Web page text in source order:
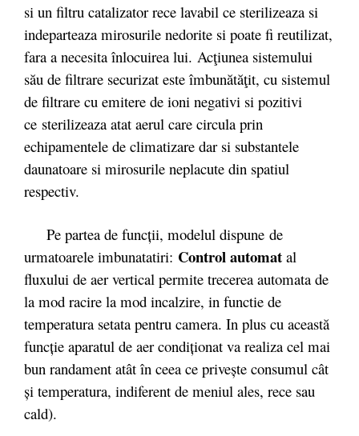
si un filtru catalizator rece lavabil ce sterilizeaza si
indeparteaza mirosurile nedorite si poate fi reutilizat,
fara a necesita înlocuirea lui. Acţiunea sistemului
său de filtrare securizat este îmbunătăţit, cu sistemul
de filtrare cu emitere de ioni negativi si pozitivi
ce sterilizeaza atat aerul care circula prin
echipamentele de climatizare dar si substantele
daunatoare si mirosurile neplacute din spatiul
respectiv.
Pe partea de funcții, modelul dispune de
urmatoarele imbunatatiri: Control automat al
fluxului de aer vertical permite trecerea automata de
la mod racire la mod incalzire, in functie de
temperatura setata pentru camera. In plus cu această
funcţie aparatul de aer condiţionat va realiza cel mai
bun randament atât în ceea ce priveşte consumul cât
şi temperatura, indiferent de meniul ales, rece sau
cald).